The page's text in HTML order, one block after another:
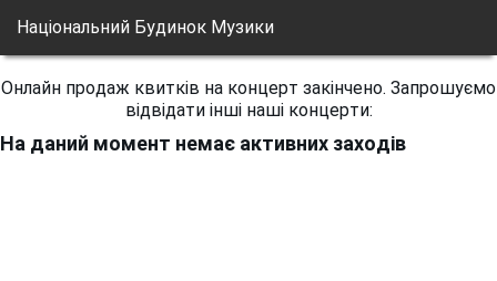
Національний Будинок Музики
Онлайн продаж квитків на концерт закінчено. Запрошуємо
відвідати інші наші концерти:
На даний момент немає активних заходів